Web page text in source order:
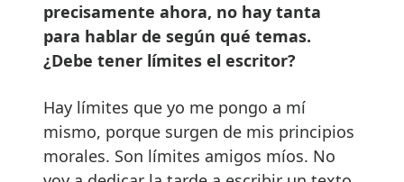
precisamente ahora, no hay tanta
para hablar de según qué temas.
¿Debe tener límites el escritor?
Hay límites que yo me pongo a mí
mismo, porque surgen de mis principios
morales. Son límites amigos míos. No